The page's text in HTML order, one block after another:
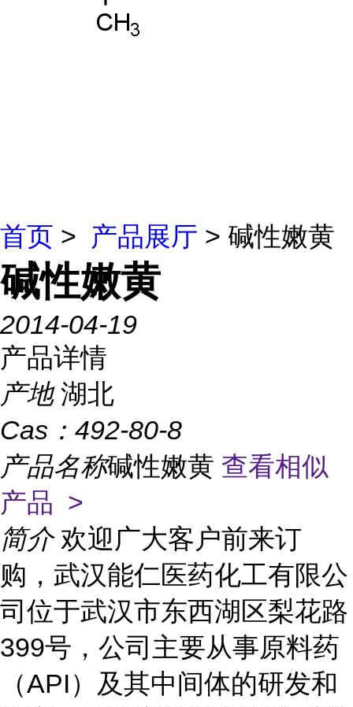
首页 > 产品展厅 > 碱性嫩黄
碱性嫩黄
2014-04-19
产品详情
产地 湖北
Cas： 492-80-8
产品名称碱性嫩黄 查看相似
产品 >
简介 欢迎广大客户前来订
购，武汉能仁医药化工有限公
司位于武汉市东西湖区梨花路
399号，公司主要从事原料药
（API）及其中间体的研发和